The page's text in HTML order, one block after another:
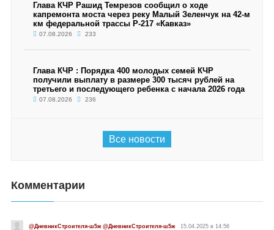
Глава КЧР Рашид Темрезов сообщил о ходе
капремонта моста через реку Малый Зеленчук на 42-м
км федеральной трассы Р-217 «Кавказ»
07.08.2026 233
Глава КЧР : Порядка 400 молодых семей КЧР
получили выплату в размере 300 тысяч рублей на
третьего и последующего ребенка с начала 2026 года
07.08.2026 236
Все новости
Комментарии
@ДневникСтроителя-ш5ж @ДневникСтроителя-ш5ж 15.04.2025 в 14:56